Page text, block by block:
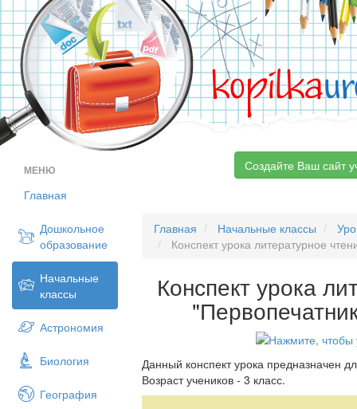
kopilka
МЕНЮ
Главная
Дошкольное
образование
Начальные
классы
Астрономия
Биология
География
Создайте Ваш сайт
Главная Начальные классы
Конспект урока литературное
Конспект урока
Данный конспект урока предназначен
Возраст учеников - 3 класс.